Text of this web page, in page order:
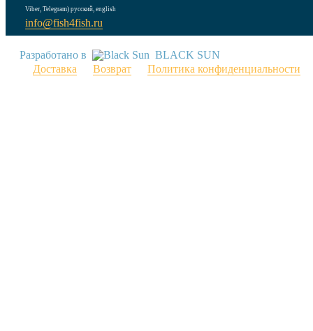
Viber, Telegram) русский, english
info@fish4fish.ru
Разработано в
BLACK SUN
Доставка
Возврат Политика конфиденциальности